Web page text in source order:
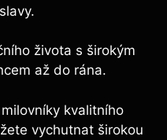
života s širokým
až do rána.
kvalitního
vychutnat širokou